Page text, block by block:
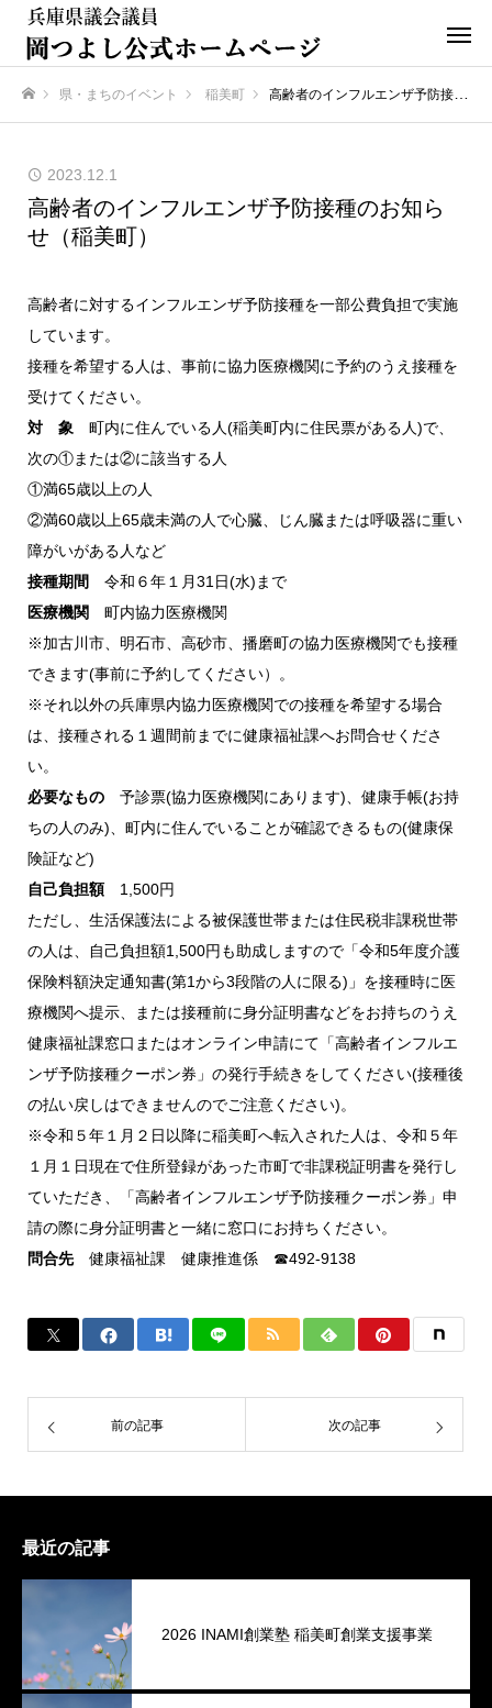
県・まちのイベント 稲美町 高齢者のインフルエンザ予防接種のお知らせ（稲美町）
2023.12.1
高齢者のインフルエンザ予防接種のお知ら
せ（稲美町）
高齢者に対するインフルエンザ予防接種を一部公費負担で実施
しています。
接種を希望する人は、事前に協力医療機関に予約のうえ接種を
受けてください。
対 象 町内に住んでいる人(稲美町内に住民票がある人)で、
次の①または②に該当する人
①満65歳以上の人
②満60歳以上65歳未満の人で心臓、じん臓または呼吸器に重い
障がいがある人など
接種期間
令和６年１月31日(水)まで
医療機関 町内協力医療機関
※加古川市、明石市、高砂市、播磨町の協力医療機関でも接種
できます(事前に予約してください）。
※それ以外の兵庫県内協力医療機関での接種を希望する場合
は、接種される１週間前までに健康福祉課へお問合せくださ
い。
必要なもの 予診票(協力医療機関にあります)、健康手帳(お持
ちの人のみ)、町内に住んでいることが確認できるもの(健康保
険証など)
自己負担額1,500円
ただし、生活保護法による被保護世帯または住民税非課税世帯
の人は、自己負担額1,500円も助成しますので「令和5年度介護
保険料額決定通知書(第1から3段階の人に限る)」を接種時に医
療機関へ提示、または接種前に身分証明書などをお持ちのうえ
健康福祉課窓口またはオンライン申請にて「高齢者インフルエ
ンザ予防接種クーポン券」の発行手続きをしてください(接種後
の払い戻しはできませんのでご注意ください)。
※令和５年１月２日以降に稲美町へ転入された人は、令和５年
１月１日現在で住所登録があった市町で非課税証明書を発行し
ていただき、「高齢者インフルエンザ予防接種クーポン券」申
請の際に身分証明書と一緒に窓口にお持ちください。
問合先健康福祉課 健康推進係 ☎492-9138
前の記事 次の記事
最近の記事
2026 INAMI創業塾 稲美町創業支援事業